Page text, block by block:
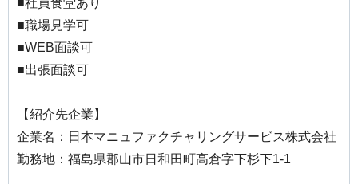
■社員食堂あり
■職場見学可
■WEB面談可
■出張面談可
【紹介先企業】
企業名：日本マニュファクチャリングサービス株式会社
勤務地：福島県郡山市日和田町高倉字下杉下1-1